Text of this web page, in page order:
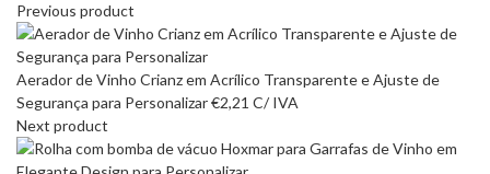
Previous product
Aerador de Vinho Crianz em Acrílico Transparente e Ajuste de
Segurança para Personalizar€2,21 C/ IVA
Next product